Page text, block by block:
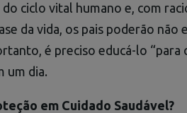
ciclo vital humano e, com
da vida, os pais poderão não
é preciso educá-lo “para
um dia.
em Cuidado Saudável?